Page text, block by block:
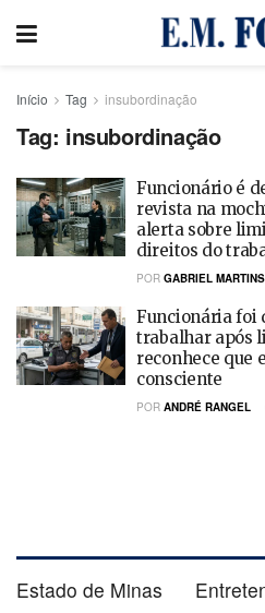
Início Tag insubordinação
Tag: insubordinação
Funcionário é
revista na
alerta sobre
direitos do
POR GABRIEL MARTINS
Funcionária foi
trabalhar após
reconhece que
consciente
POR ANDRÉ RANGEL
Estado de Minas